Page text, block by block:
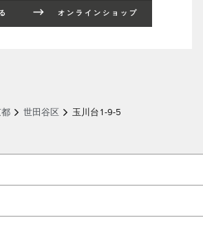
オンラインショップ
世田谷区 玉川台1-9-5
IN NEW TAB